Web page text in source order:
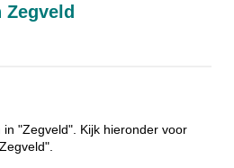
Zegveld
"Zegveld". Kijk hieronder voor